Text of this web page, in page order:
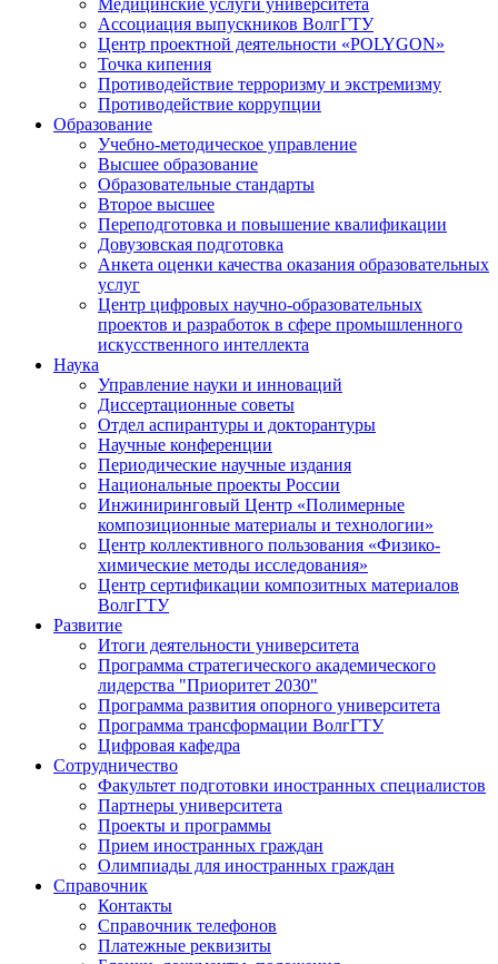
Медицинские услуги университета
Ассоциация выпускников ВолгГТУ
Центр проектной деятельности «POLYGON»
Точка кипения
Противодействие терроризму и экстремизму
Противодействие коррупции
Образование
Учебно-методическое управление
Высшее образование
Образовательные стандарты
Второе высшее
Переподготовка и повышение квалификации
Довузовская подготовка
Анкета оценки качества оказания образовательных
услуг
Центр цифровых научно-образовательных
проектов и разработок в сфере промышленного
искусственного интеллекта
Наука
Управление науки и инноваций
Диссертационные советы
Отдел аспирантуры и докторантуры
Научные конференции
Периодические научные издания
Национальные проекты России
Инжиниринговый Центр «Полимерные
композиционные материалы и технологии»
Центр коллективного пользования «Физико-
химические методы исследования»
Центр сертификации композитных материалов
ВолгГТУ
Развитие
Итоги деятельности университета
Программа стратегического академического
лидерства "Приоритет 2030"
Программа развития опорного университета
Программа трансформации ВолгГТУ
Цифровая кафедра
Сотрудничество
Факультет подготовки иностранных специалистов
Партнеры университета
Проекты и программы
Прием иностранных граждан
Олимпиады для иностранных граждан
Справочник
Контакты
Справочник телефонов
Платежные реквизиты